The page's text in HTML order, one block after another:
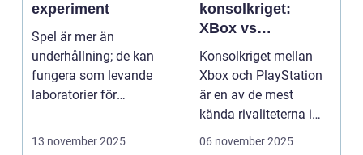
experiment
Spel är mer än
underhållning; de kan
fungera som levande
laboratorier för
13 november 2025
konsolkriget:
XBox vs
PlayStation
Konsolkriget mellan
Xbox och PlayStation
är en av de mest
kända rivaliteterna i
spelvä...
06 november 2025